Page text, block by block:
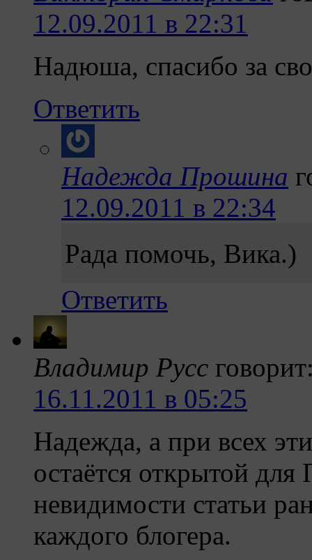
12.09.2011 в 22:31
Надюша, спасибо за
Ответить
Надежда Прошина
12.09.2011 в 22:34
Рада помочь, Вика.)
Ответить
Владимир Русс
16.11.2011 в 05:25
Надежда, а при всех
остаётся открытой
невидимости статьи
каждого блогера.